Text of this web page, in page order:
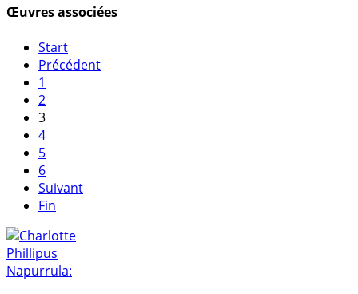
Œuvres associées
Start
Précédent
1
2
3
4
5
6
Suivant
Fin